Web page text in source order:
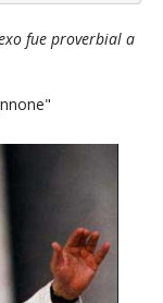
fue proverbial a